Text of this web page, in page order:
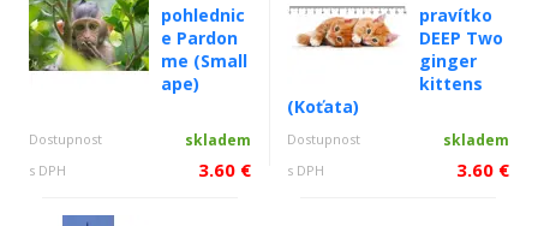
pohlednic
e Pardon
me (Small
ape)
Dostupnost skladem
s DPH 3.60 €
pravítko
DEEP Two
ginger
kittens
(Koťata)
Dostupnost skladem
s DPH 3.60 €